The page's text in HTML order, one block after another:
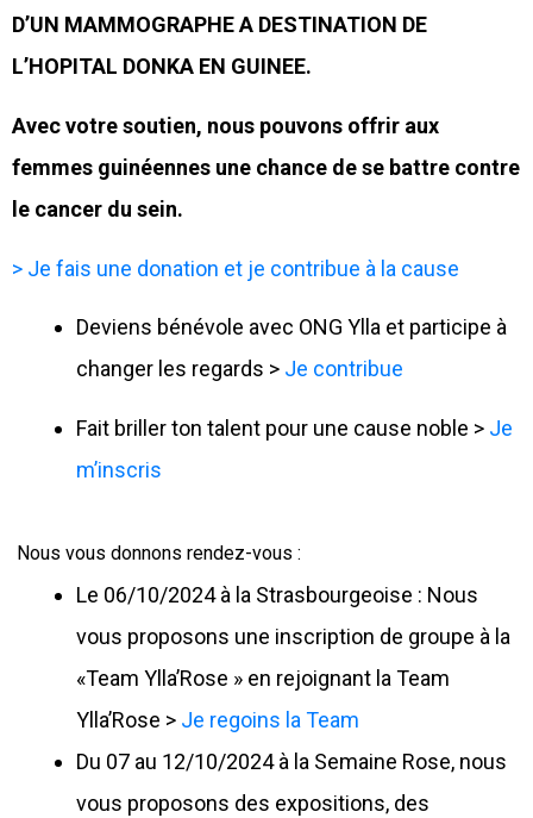
D’UN MAMMOGRAPHE A DESTINATION DE
L’HOPITAL DONKA EN GUINEE.
Avec votre soutien, nous pouvons offrir aux
femmes guinéennes une chance de se battre contre
le cancer du sein.
> Je fais une donation et je contribue à la cause
Deviens bénévole avec ONG Ylla et participe à
changer les regards > Je contribue
Fait briller ton talent pour une cause noble > Je
m’inscris
Nous vous donnons rendez-vous :
Le 06/10/2024 à la Strasbourgeoise : Nous
vous proposons une inscription de groupe à la
«Team Ylla’Rose » en rejoignant la Team
Ylla’Rose > Je regoins la Team
Du 07 au 12/10/2024 à la Semaine Rose, nous
vous proposons des expositions, des